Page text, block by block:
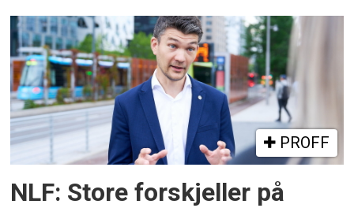
PROFF
NLF: Store forskjeller på